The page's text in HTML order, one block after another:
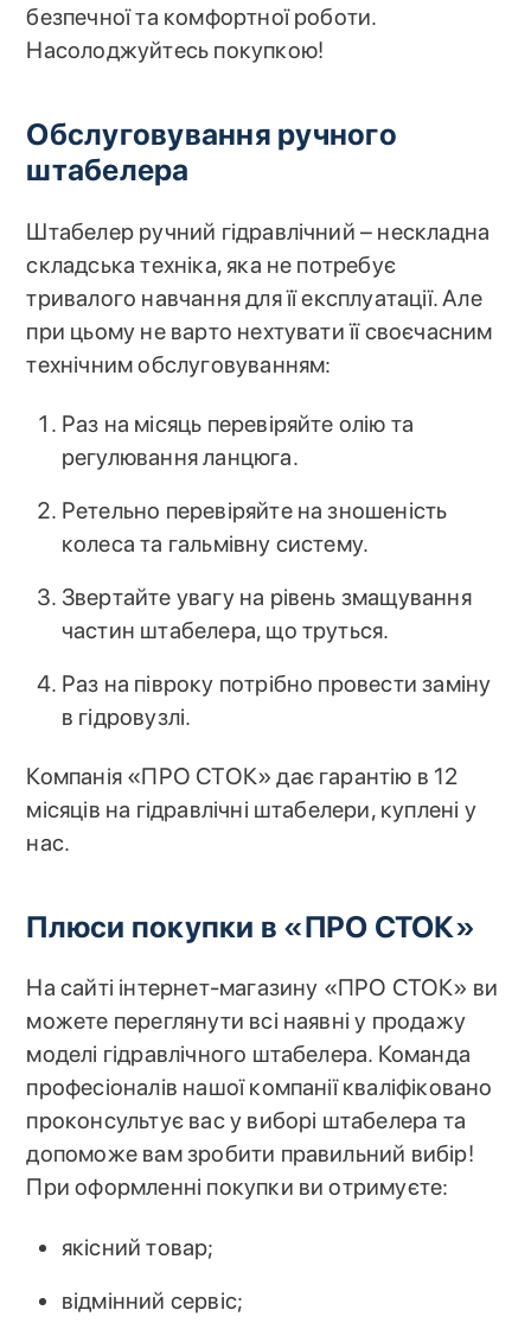
безпечної та комфортної роботи.
Насолоджуйтесь покупкою!
Обслуговування ручного
штабелера
Штабелер ручний гідравлічний – нескладна
складська техніка, яка не потребує
тривалого навчання для її експлуатації. Але
при цьому не варто нехтувати її своєчасним
технічним обслуговуванням:
Раз на місяць перевіряйте олію та
регулювання ланцюга.
Ретельно перевіряйте на зношеність
колеса та гальмівну систему.
Звертайте увагу на рівень змащування
частин штабелера, що труться.
Раз на півроку потрібно провести заміну
в гідровузлі.
Компанія «ПРО СТОК» дає гарантію в 12
місяців на гідравлічні штабелери, куплені у
нас.
Плюси покупки в «ПРО СТОК»
На сайті інтернет-магазину «ПРО СТОК» ви
можете переглянути всі наявні у продажу
моделі гідравлічного штабелера. Команда
професіоналів нашої компанії кваліфіковано
проконсультує вас у виборі штабелера та
допоможе вам зробити правильний вибір!
При оформленні покупки ви отримуєте:
якісний товар;
відмінний сервіс;